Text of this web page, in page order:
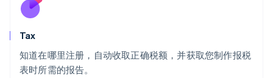
Tax
知道在哪里注册，自动收取正确税额，并获取您制作报税
表时所需的报告。
斯洛伐克
泰国
ไทยEnglish